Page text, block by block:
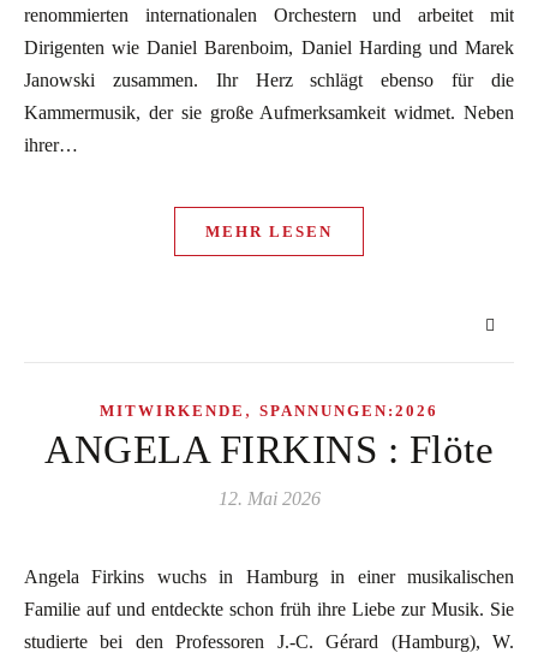
renommierten internationalen Orchestern und arbeitet mit
Dirigenten wie Daniel Barenboim, Daniel Harding und Marek
Janowski zusammen. Ihr Herz schlägt ebenso für die
Kammermusik, der sie große Aufmerksamkeit widmet. Neben
ihrer…
MEHR LESEN
MITWIRKENDE , SPANNUNGEN:2026
ANGELA FIRKINS : Flöte
12. Mai 2026
Angela Firkins wuchs in Hamburg in einer musikalischen
Familie auf und entdeckte schon früh ihre Liebe zur Musik. Sie
studierte bei den Professoren J.-C. Gérard (Hamburg), W.